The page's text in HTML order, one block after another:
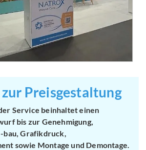
Preisgestaltung
Service beinhaltet einen
bis zur Genehmigung,
bau, Grafikdruck,
sowie Montage und Demontage.